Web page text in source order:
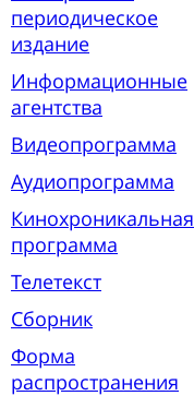
периодическое
издание
Информационные
агентства
Видеопрограмма
Аудиопрограмма
Кинохроникальная
программа
Телетекст
Сборник
Форма
распространения